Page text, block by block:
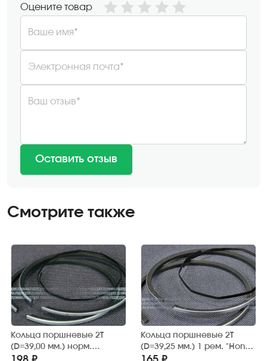
Оцените товар
Ваше имя*
Электронная почта*
Ваш отзыв*
Оставить отзыв
Смотрите также
Кольца поршневые 2Т
(D=39,00 мм.) норм.
"Honda" (дв. AF-18E/24E)
Кольца поршневые 2Т
(D=39,25 мм.) 1 рем. "Honda
Lead" (дв. AF-20E) RIK